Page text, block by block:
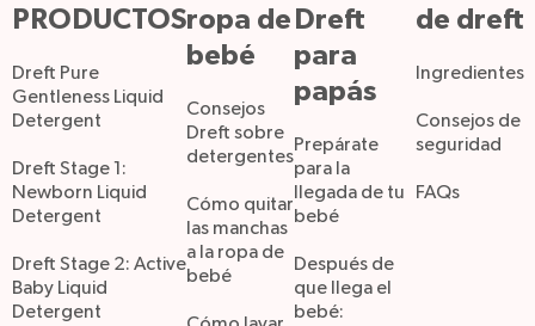
PRODUCTOS
Dreft Pure
Gentleness Liquid
Detergent
Dreft Stage 1:
Newborn Liquid
Detergent
Dreft Stage 2: Active
Baby Liquid
Detergent
ropa de
bebé
Consejos
Dreft sobre
detergentes
Cómo quitar
las manchas
a la ropa de
bebé
Dreft
para
papás
Prepárate
para la
llegada de tu
bebé
Después de
que llega el
bebé:
de dreft
Ingredientes
Consejos de
seguridad
FAQs